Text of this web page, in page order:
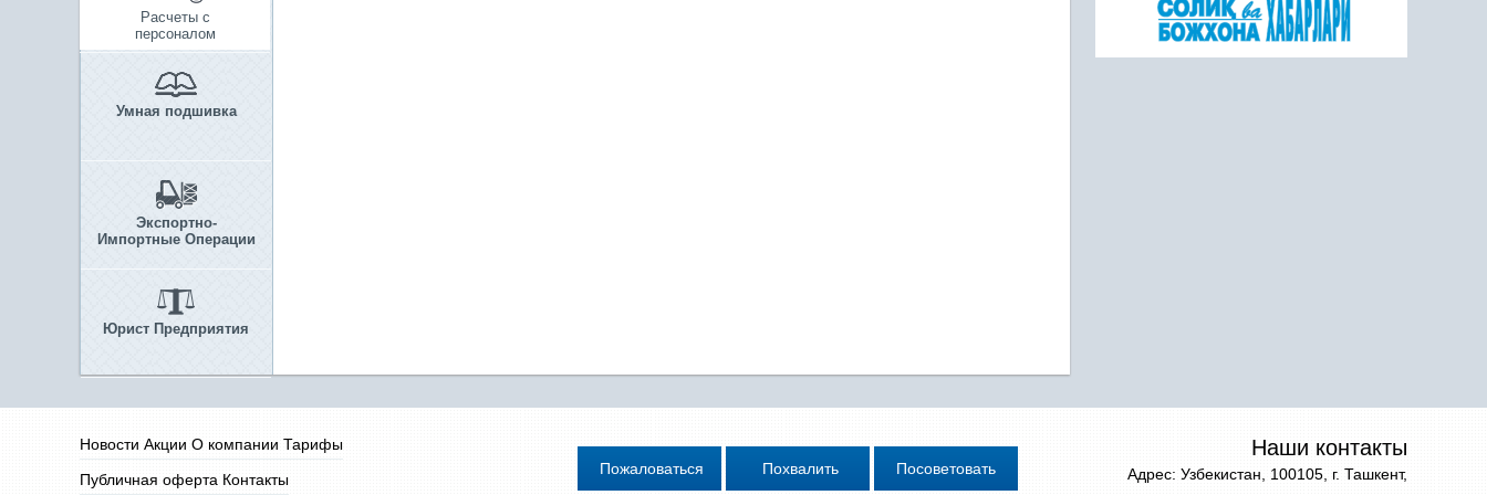
Расчеты с
персоналом
Умная подшивка
Экспортно-
Импортные Операции
Юрист Предприятия
Новости Акции О компании Тарифы
Публичная оферта Контакты
Наши контакты
Адрес: Узбекистан, 100105, г. Ташкент,